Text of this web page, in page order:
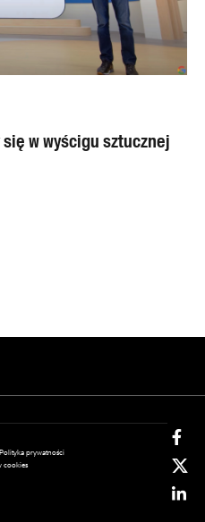
w wyścigu sztucznej
Polityka prywatności
cookies